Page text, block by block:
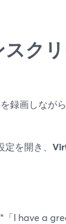
ク
録画しなが
を開き、
I have a